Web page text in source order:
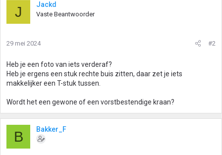
J Jackd
Vaste Beantwoorder
29 mei 2024 #2
Heb je een foto van iets verderaf?
Heb je ergens een stuk rechte buis zitten, daar zet je iets
makkelijker een T-stuk tussen.
Wordt het een gewone of een vorstbestendige kraan?
B Bakker_F